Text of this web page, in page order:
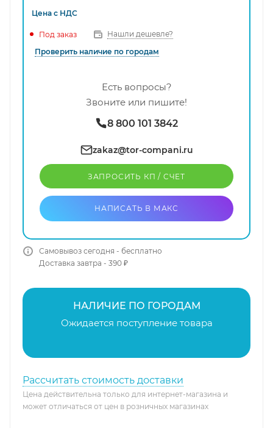
Цена с НДС
Под заказ
Нашли дешевле?
Проверить наличие по городам
Есть вопросы?
Звоните или пишите!
8 800 101 3842
zakaz@tor-compani.ru
ЗАПРОСИТЬ КП / CЧЕТ
НАПИСАТЬ В МАКС
Самовывоз сегодня - бесплатно
Доставка завтра - 390 ₽
НАЛИЧИЕ ПО ГОРОДАМ
Ожидается поступление товара
Рассчитать стоимость доставки
Цена действительна только для интернет-магазина и
может отличаться от цен в розничных магазинах